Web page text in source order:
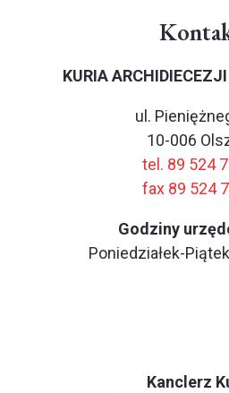
KURIA
ul.
10-006
tel. 89 524
fax 89 524
Godziny
Poniedziałek-
Kanclerz